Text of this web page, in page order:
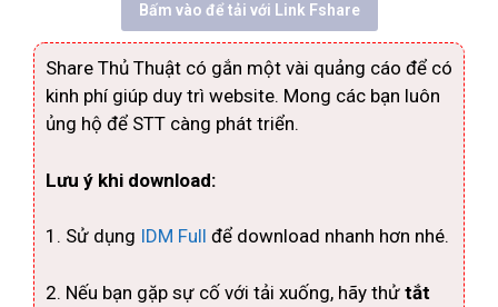
Bấm vào để tải với Link Fshare
Share Thủ Thuật có gắn một vài quảng cáo để có
kinh phí giúp duy trì website. Mong các bạn luôn
ủng hộ để STT càng phát triển.
Lưu ý khi download:
1. Sử dụng IDM Full để download nhanh hơn nhé.
2. Nếu bạn gặp sự cố với tải xuống, hãy thử tắt